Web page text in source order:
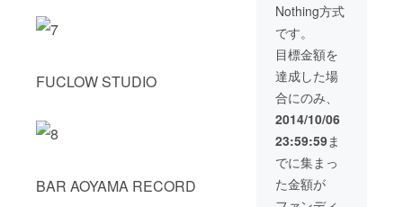
FUCLOW STUDIO
BAR AOYAMA RECORD
Nothing方式
です。
目標金額を
達成した場
合にのみ、
2014/10/06
23:59:59ま
でに集まっ
た金額が